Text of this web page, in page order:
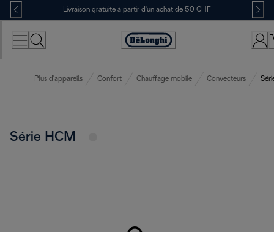
Skip
to
Content
Livraison gratuite à partir d'un achat de 50 CHF
Déclaration
Plus d'appareils Confort Chauffage mobile Convecteurs
Série HCM